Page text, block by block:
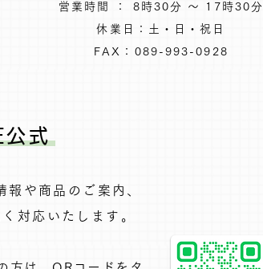
営業時間 ： 8時30分 ～ 17時30分
休業日：土・日・祝日
FAX：089-993-0928
公式
や商品のご案内、
対応いたします。​